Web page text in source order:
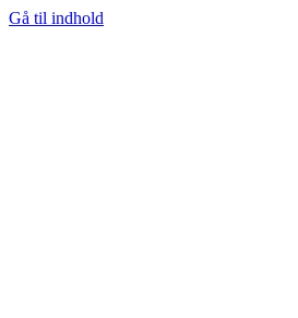
Gå til indhold